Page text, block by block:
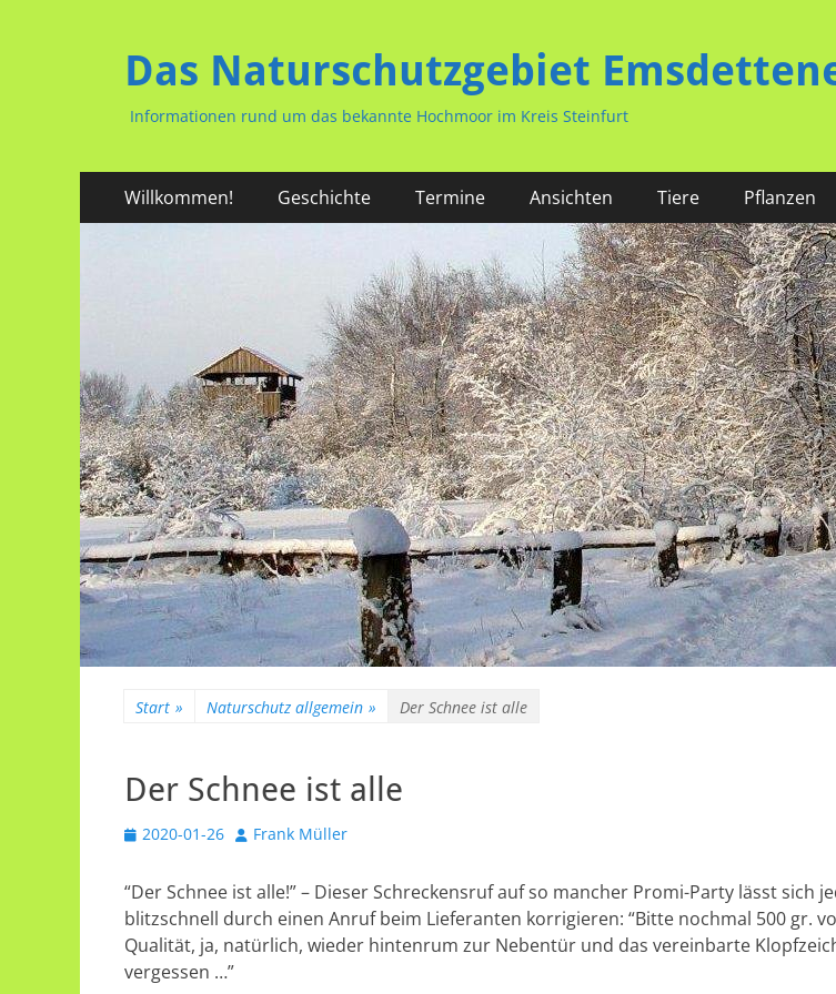
Das Naturschutzgebiet
Informationen rund um das bekannte Hochmoor im Kreis Steinfurt
Primäres
Menü
Inhalt
Willkommen! Geschichte Termine Ansichten Tiere Pflanzen
Start » Naturschutz allgemein » Der Schnee ist alle
Der Schnee ist alle
Veröffentlicht
2020-01-26 AutorFrank Müller
“Der Schnee ist alle!” – Dieser Schreckensruf auf so mancher Promi-Party lässt sich
blitzschnell durch einen Anruf beim Lieferanten korrigieren: “Bitte nochmal 500 gr.
Qualität, ja, natürlich, wieder hintenrum zur Nebentür und das vereinbarte
vergessen …”